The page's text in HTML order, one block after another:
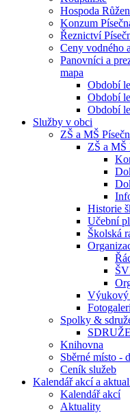
Hospoda
Konzum
Řeznictví
Ceny vodného
Panovníci a
mapa
Období
Období
Období
Služby v obci
ZŠ a MŠ
ZŠ a MŠ
Historie
Učební
Školská
Výukový
Spolky &
Knihovna
Sběrné místo -
Ceník služeb
Kalendář akcí a
Kalendář akcí
Aktuality